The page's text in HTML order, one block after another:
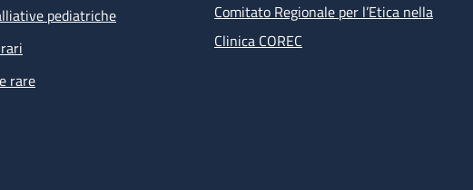
pediatriche
rare
Comitato Regionale per l’Etica nella
Clinica COREC